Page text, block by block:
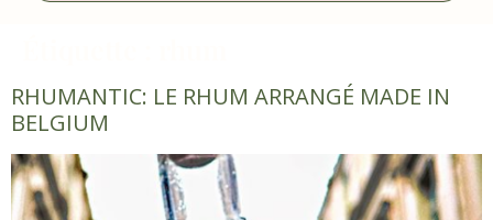
RHUMANTIC: LE RHUM ARRANGÉ MADE IN
BELGIUM